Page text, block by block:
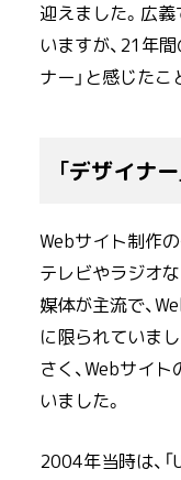
迎えました。広
いますが、21年
ナー」と感じた
「デザイナ
Webサイト制作
テレビやラジオ
媒体が主流で、
に限られていま
さく、Webサイ
いました。
2004年当時は、